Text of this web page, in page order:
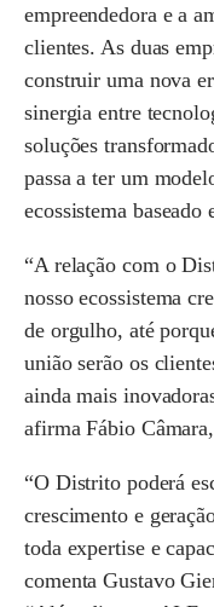
empreendedora e a
clientes. As duas
construir uma nova
sinergia entre
soluções
passa a ter um
ecossistema baseado
“A relação com o
nosso ecossistema
de orgulho, até
união serão os
ainda mais
afirma Fábio
“O Distrito poderá
crescimento e
toda expertise e
comenta Gustavo